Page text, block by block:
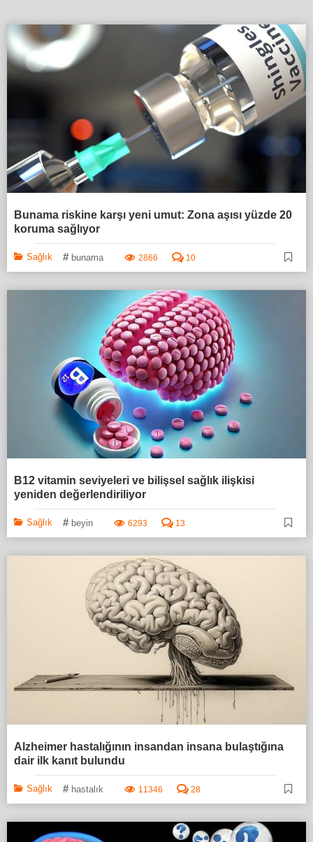
Bunama riskine karşı yeni umut: Zona aşısı yüzde 20
koruma sağlıyor
Sağlık # bunama 2866 10
B12 vitamin seviyeleri ve bilişsel sağlık ilişkisi
yeniden değerlendiriliyor
Sağlık # beyin 6293 13
Alzheimer hastalığının insandan insana bulaştığına
dair ilk kanıt bulundu
Sağlık # hastalık 11346 28